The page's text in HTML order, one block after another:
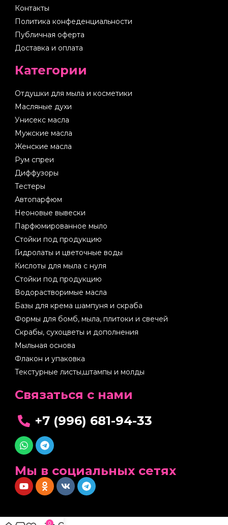
Контакты
Политика конфеденциальности
Публичная оферта
Доставка и оплата
Категории
Отдушки для мыла и косметики
Масляные духи
Унисекс масла
Мужские масла
Женские масла
Рум спреи
Диффузоры
Тестеры
Автопарфюм
Неоновые вывески
Парфюмированное мыло
Стойки под продукцию
Гидролаты и цветочные воды
Кислоты для мыла с нуля
Стойки под продукцию
Водорастворимые масла
Базы для крема шампуня и скраба
Формы для бомб, мыла, плитоки и свечей
Скрабы, сухоцветы и дополнения
Мыльная основа
Флакон и упаковка
Текстурные листы,штампы и молды
Cвязаться с нами
+7 (996) 681-94-33
Мы в социальных сетях
0